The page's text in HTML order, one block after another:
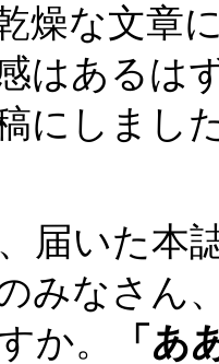
燥な文章
はあるは
にしまし
届いた本
みなさん
か。
「あ